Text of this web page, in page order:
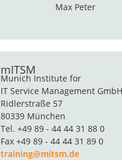
Max Peter
mITSM
Munich Institute for
IT Service Management GmbH
Ridlerstraße 57
80339 München
Tel. +49 89 - 44 44 31 88 0
Fax +49 89 - 44 44 31 89 0
training@mitsm.de